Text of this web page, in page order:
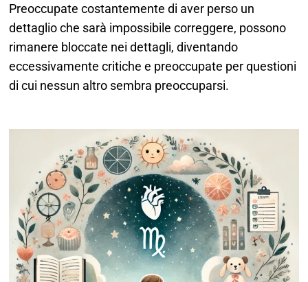
Preoccupate costantemente di aver perso un
dettaglio che sarà impossibile correggere, possono
rimanere bloccate nei dettagli, diventando
eccessivamente critiche e preoccupate per questioni
di cui nessun altro sembra preoccuparsi.